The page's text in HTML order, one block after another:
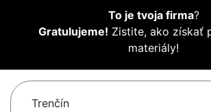
To je tvoja firma?
Gratulujeme! Zistite, ako získať
materiály!
Trenčín